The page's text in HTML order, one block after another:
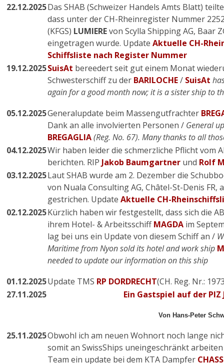
22.12.2025Das SHAB (Schweizer Handels Amts Blatt)
dass unter der CH-Rheinregister Nummer
(KFGS) LUMIEREvon Scylla Shipping AG, Baar
eingetragen wurde. Update Aktuelle CH-
Schiffsliste nach Register Nummer
19.12.2025SuisAt bereedert seit gut einem Monat
Schwesterschiff zu der BARILOCHE/ SuisAt
again for a good month now; it is a sister ship to
05.12.2025Generalupdate beim Massengutfrachter
Dank an alle involvierten Personen / General
BREGAGLIA(Reg. No. 67). Many thanks to all
04.12.2025Wir haben leider die schmerzliche Pflicht vom
berichten. RIP Jakob Baumgartner und Rolf
03.12.2025Laut SHAB wurde am 2. Dezember die
von Nuala Consulting AG, Châtel-St-Denis FR,
gestrichen. Update Aktuelle CH-
02.12.2025Kürzlich haben wir festgestellt, dass sich die
ihrem Hotel- & ArbeitsschiffMAGDA im
lag bei uns ein Update von diesem Schiff an /
Maritime from Nyon sold its hotel and work ship
needed to update our information on this ship
01.12.2025Update TMS RP DORDRECHT(CH. Reg. Nr.:
27.11.2025
Ein Gastspiel auf der PIZ
Von Hans-Peter
25.11.2025Obwohl ich am neuen Wohnort noch lange
somit an SwissShips uneingeschränkt
Team ein update bei dem KTA Dampfer